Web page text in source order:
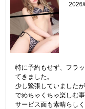
特に予約もせず、フラ
てきました。
少し緊張していました
でめちゃくちゃ楽しむ
サービス面も素晴らし